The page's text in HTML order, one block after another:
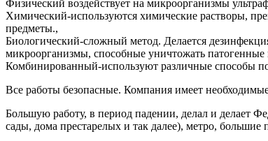
Физический воздействует на микроорганизмы
Химический-используются химические растворы,
предметы.,
Биологический-сложный метод. Делается
микроорганизмы, способные уничтожать патогенные
Комбинированный-используют различные способы
Все работы безопасные. Компания имеет
Большую работу, в период падении, делал и делает
сады, дома престарелых и так далее), метро,